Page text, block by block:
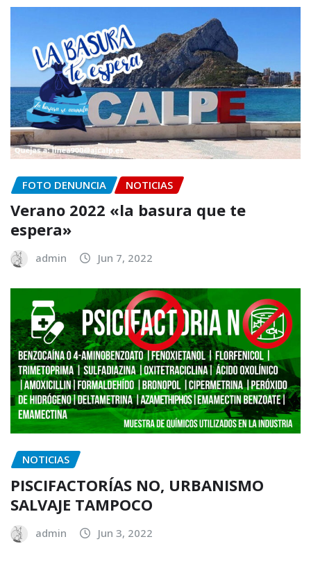
FOTO DENUNCIA NOTICIAS
Verano 2022 «la basura que te
espera»
admin Jun 7, 2022
NOTICIAS
PISCIFACTORÍAS NO, URBANISMO
SALVAJE TAMPOCO
admin Jun 3, 2022